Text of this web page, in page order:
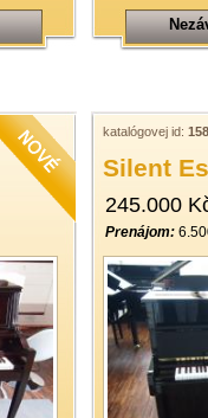
katalógovej id:
Silent
245.000
Prenájom: